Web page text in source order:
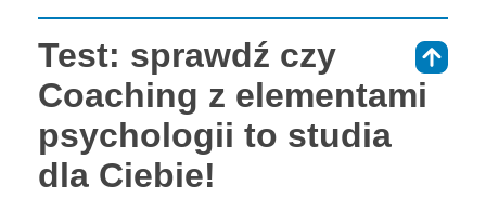
Test: sprawdź czy
Coaching z elementami
psychologii to studia
dla Ciebie!